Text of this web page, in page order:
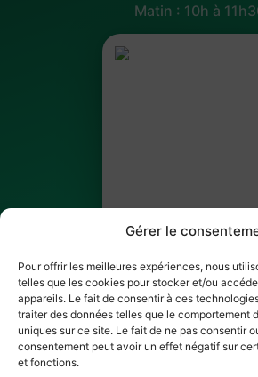
Gérer le
Pour offrir les meilleures expériences, nous
telles que les cookies pour stocker et/ou
appareils. Le fait de consentir à ces
traiter des données telles que le comportement
uniques sur ce site. Le fait de ne pas consentir
consentement peut avoir un effet négatif sur
et fonctions.
Matin : 10h à
Saliha
BILLET 3 SUR 4